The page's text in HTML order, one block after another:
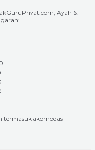
Ayah &
termasuk akomodasi